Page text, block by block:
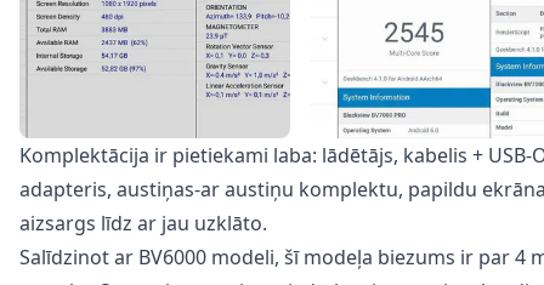
Komplektācija ir pietiekami laba: lādētājs, kabelis + USB-
adapteris, austiņas-ar austiņu komplektu, papildu
aizsargs līdz ar jau uzklāto.
Salīdzinot ar BV6000 modeli, šī modeļa biezums ir par 4